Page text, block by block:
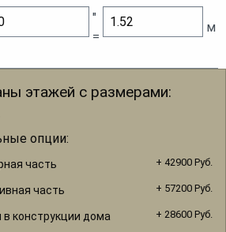
"
=
м
этажей с размерами:
опции:
часть + 42900 Руб.
часть + 57200 Руб.
в конструкции дома + 28600 Руб.